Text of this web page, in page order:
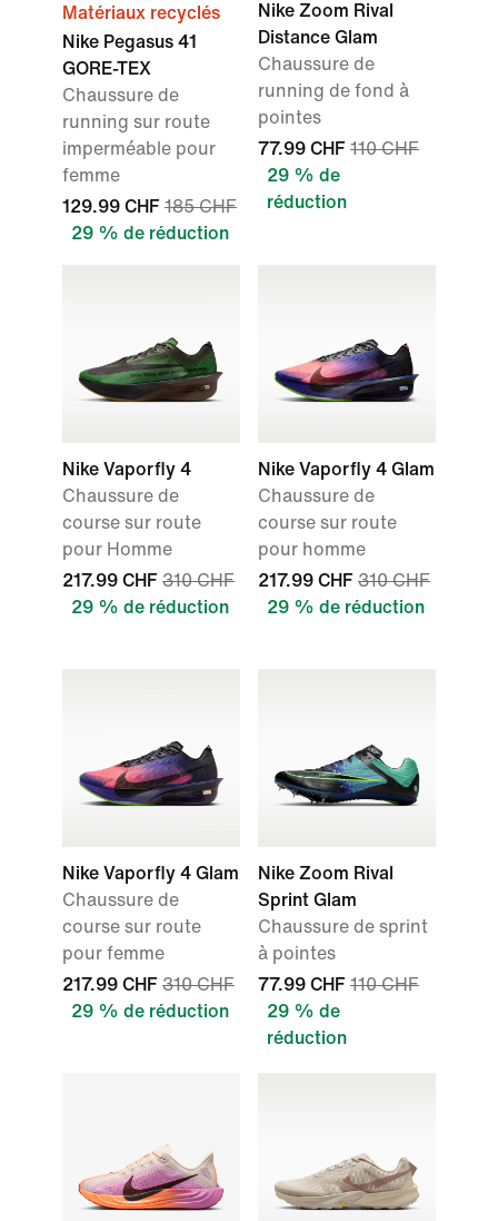
Matériaux recyclés
Nike Pegasus 41
GORE-TEX
Chaussure de
running sur route
imperméable pour
femme
129.99 CHF 185 CHF
29 % de réduction
Nike Zoom Rival
Distance Glam
Chaussure de
running de fond à
pointes
77.99 CHF 110 CHF
29 % de
réduction
Nike Vaporfly 4
Chaussure de
course sur route
pour Homme
217.99 CHF 310 CHF
29 % de réduction
Nike Vaporfly 4 Glam
Chaussure de
course sur route
pour homme
217.99 CHF 310 CHF
29 % de réduction
Nike Vaporfly 4 Glam
Chaussure de
course sur route
pour femme
217.99 CHF 310 CHF
29 % de réduction
Nike Zoom Rival
Sprint Glam
Chaussure de sprint
à pointes
77.99 CHF 110 CHF
29 % de
réduction